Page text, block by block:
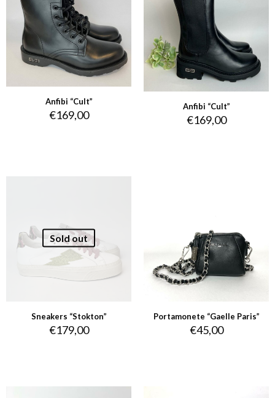
Anfibi “Cult”
€169,00
Anfibi “Cult”
€169,00
Sold out
Sneakers “Stokton”
€179,00
Portamonete “Gaelle Paris”
€45,00